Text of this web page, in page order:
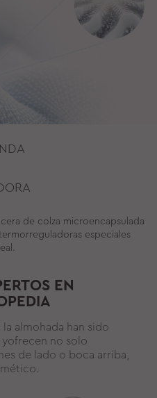
de colza microencapsulada
especiales
EN
la almohada han sido
no solo
de lado o boca arriba,